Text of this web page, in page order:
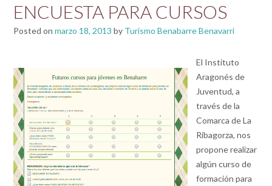
ENCUESTA PARA CURSOS
Posted on marzo 18, 2013 by Turismo Benabarre Benavarri
El Instituto
Aragonés de
Juventud, a
través de la
Comarca de La
Ribagorza, nos
propone realizar
algún curso de
formación para